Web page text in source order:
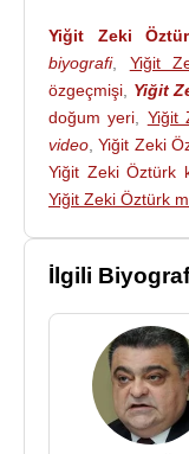
İhsanoğlu
'nu
7 Haziran2015
aldıktan sonra
ve Adalet
Hak ve Adalet
Yiğit Zeki
biyografi, Yiğit
özgeçmişi
Yiğit
doğum yeri
Yiğit
video ,Yiğit Zeki
Yiğit Zeki Öztürk
Yiğit Zeki Öztürk
İlgili